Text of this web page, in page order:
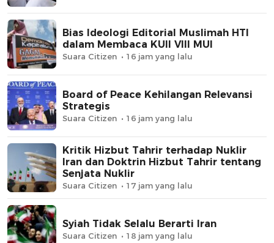
Bias Ideologi Editorial Muslimah HTI
dalam Membaca KUII VIII MUI
Suara Citizen 16 jam yang lalu
Board of Peace Kehilangan Relevansi
Strategis
Suara Citizen 16 jam yang lalu
Kritik Hizbut Tahrir terhadap Nuklir
Iran dan Doktrin Hizbut Tahrir tentang
Senjata Nuklir
Suara Citizen 17 jam yang lalu
Syiah Tidak Selalu Berarti Iran
Suara Citizen 18 jam yang lalu